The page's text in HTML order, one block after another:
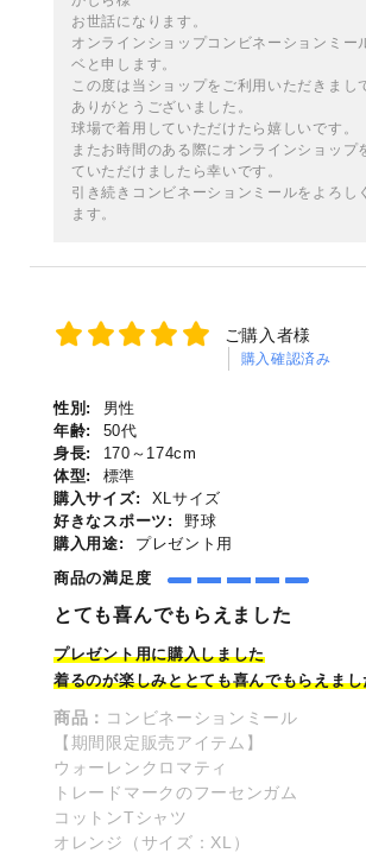
お世話になります。
オンラインショップコンビネーションミー
ベと申します。
この度は当ショップをご利用いただきまし
ありがとうございました。
球場で着用していただけたら嬉しいです。
またお時間のある際にオンラインショップ
ていただけましたら幸いです。
引き続きコンビネーションミールをよろし
ます。
ご購入者様
購入確認済み
性別:
男性
年齢:
50代
身長:
170～174cm
体型:
標準
購入サイズ:
XLサイズ
好きなスポーツ:
野球
購入用途:
プレゼント用
商品の満足度
とても喜んでもらえました
プレゼント用に購入しました
着るのが楽しみととても喜んでもらえまし
商品： コンビネーションミール
【期間限定販売アイテム】
ウォーレンクロマティ
トレードマークのフーセンガム
コットンTシャツ
オレンジ（サイズ：XL）